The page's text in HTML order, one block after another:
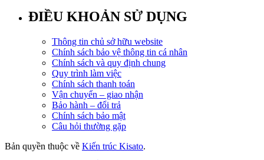
ĐIỀU KHOẢN SỬ DỤNG
Thông tin chủ sở hữu website
Chính sách bảo vệ thông tin cá nhân
Chính sách và quy định chung
Quy trình làm việc
Chính sách thanh toán
Vận chuyển – giao nhận
Bảo hành – đổi trả
Chính sách bảo mật
Câu hỏi thường gặp
Bản quyền thuộc về Kiến trúc Kisato.